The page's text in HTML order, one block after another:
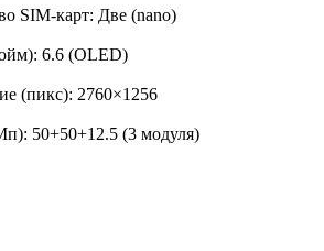
SIM-карт: Две (nano)
6.6 (OLED)
(пикс): 2760×1256
50+50+12.5 (3 модуля)